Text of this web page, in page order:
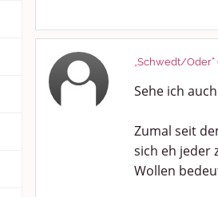
„Schwedt/Oder“
Sehe ich
Zumal seit
sich eh jeder
Wollen